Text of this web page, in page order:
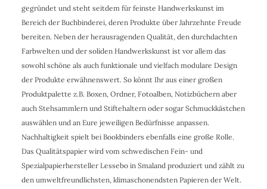
gegründet und steht seitdem für feinste Handwerkskunst im
Bereich der Buchbinderei, deren Produkte über Jahrzehnte Freude
bereiten. Neben der herausragenden Qualität, den durchdachten
Farbwelten und der soliden Handwerkskunst ist vor allem das
sowohl schöne als auch funktionale und vielfach modulare Design
der Produkte erwähnenswert. So könnt Ihr aus einer großen
Produktpalette z.B. Boxen, Ordner, Fotoalben, Notizbüchern aber
auch Stehsammlern und Stiftehaltern oder sogar Schmuckkästchen
auswählen und an Eure jeweiligen Bedürfnisse anpassen.
Nachhaltigkeit spielt bei Bookbinders ebenfalls eine große Rolle.
Das Qualitätspapier wird vom schwedischen Fein- und
Spezialpapierhersteller Lessebo in Smaland produziert und zählt zu
den umweltfreundlichsten, klimaschonendsten Papieren der Welt.